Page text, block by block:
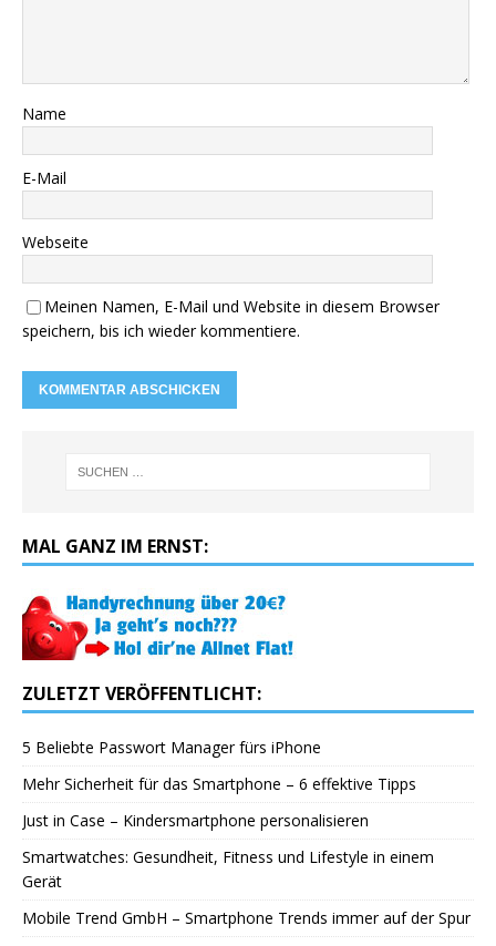
Name
E-Mail
Webseite
Meinen Namen, E-Mail und Website in diesem Browser
speichern, bis ich wieder kommentiere.
MAL GANZ IM ERNST:
ZULETZT VERÖFFENTLICHT:
5 Beliebte Passwort Manager fürs iPhone
Mehr Sicherheit für das Smartphone – 6 effektive Tipps
Just in Case – Kindersmartphone personalisieren
Smartwatches: Gesundheit, Fitness und Lifestyle in einem
Gerät
Mobile Trend GmbH – Smartphone Trends immer auf der Spur